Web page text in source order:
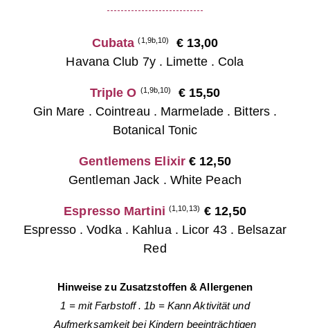
Cubata(1,9b,10)
€ 13,00
Havana Club 7y . Limette . Cola
Triple O (1,9b,10)
€ 15,50
Gin Mare . Cointreau . Marmelade . Bitters .
Botanical Tonic
Gentlemens Elixir € 12,50
Gentleman Jack . White Peach
Espresso Martini (1,10,13)€ 12,50
Espresso . Vodka . Kahlua . Licor 43 . Belsazar
Red
Hinweise zu Zusatzstoffen & Allergenen
1 = mit Farbstoff. 1b = Kann Aktivitätund
Aufmerksamkeit bei Kindern beeinträchtigen